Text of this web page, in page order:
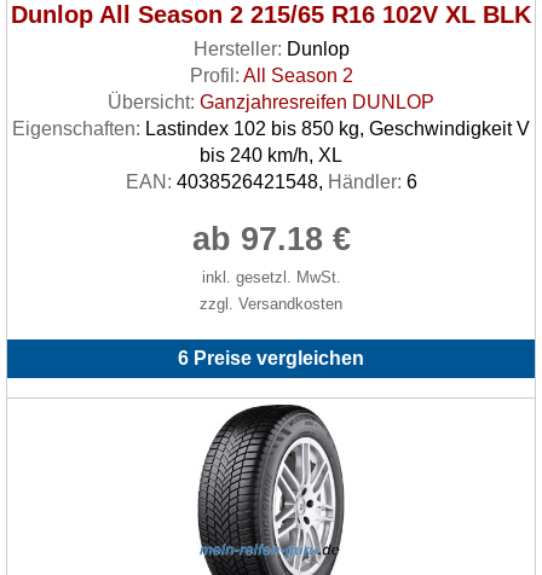
Dunlop All Season 2 215/65 R16 102V XL BLK
Hersteller: Dunlop
Profil: All Season 2
Übersicht: Ganzjahresreifen DUNLOP
Eigenschaften: Lastindex 102 bis 850 kg, Geschwindigkeit V
bis 240 km/h, XL
EAN: 4038526421548, Händler: 6
ab 97.18 €
inkl. gesetzl. MwSt.
zzgl. Versandkosten
6 Preise vergleichen